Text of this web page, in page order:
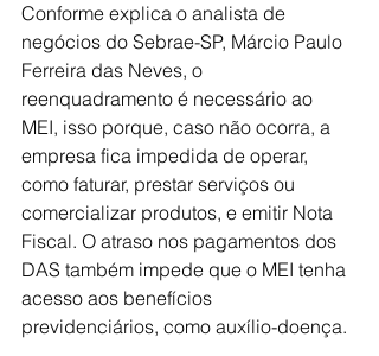
Conforme explica o analista de
negócios do Sebrae-SP, Márcio Paulo
Ferreira das Neves, o
reenquadramento é necessário ao
MEI, isso porque, caso não ocorra, a
empresa fica impedida de operar,
como faturar, prestar serviços ou
comercializar produtos, e emitir Nota
Fiscal. O atraso nos pagamentos dos
DAS também impede que o MEI tenha
acesso aos benefícios
previdenciários, como auxílio-doença.